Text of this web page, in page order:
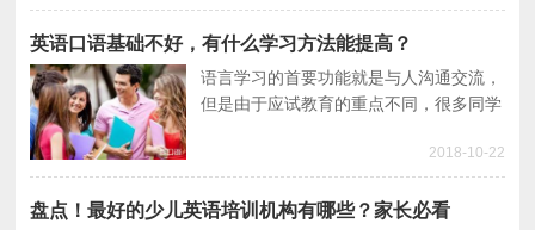
习进入了瓶颈期。
英语口语基础不好，有什么学习方法能提高？
语言学习的首要功能就是与人沟通交流，
但是由于应试教育的重点不同，很多同学
语，导致口语基础非常差。本篇文章就给
大家推荐实用英语口语学习方法。
2018-10-22
盘点！最好的少儿英语培训机构有哪些？家长必看